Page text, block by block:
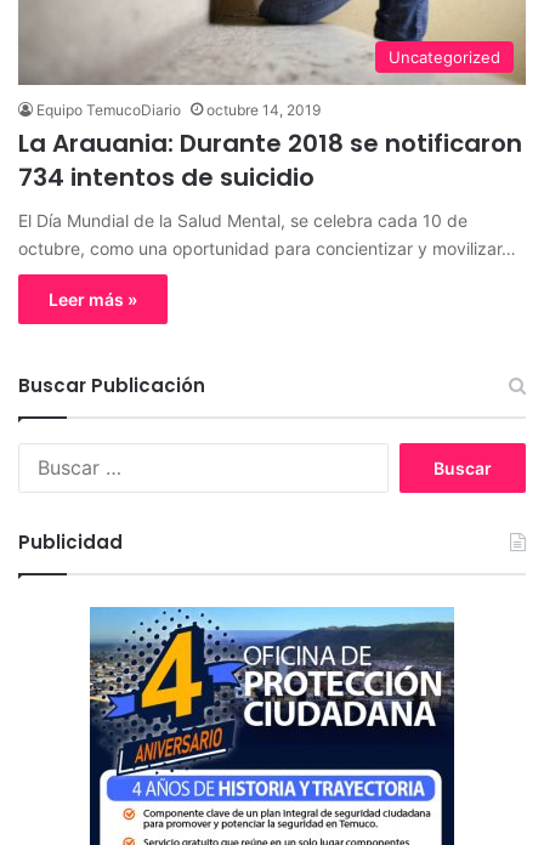
Uncategorized
Equipo TemucoDiario octubre 14, 2019
La Arauania: Durante 2018 se notificaron
734 intentos de suicidio
El Día Mundial de la Salud Mental, se celebra cada 10 de
octubre, como una oportunidad para concientizar y movilizar…
Leer más »
Buscar Publicación
:
Publicidad